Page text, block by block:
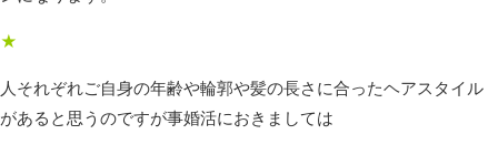
★
人それぞれご自身の年齢や輪郭や髪の長さに合ったヘアスタイル
があると思うのですが事婚活におきましては